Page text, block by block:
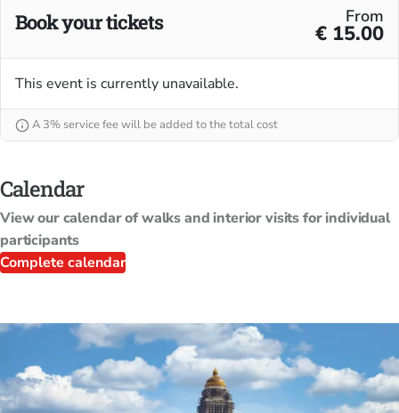
Book your tickets From
€ 15.00
This event is currently unavailable.
A 3% service fee will be added to the total cost
Calendar
View our calendar of walks and interior visits for individual
participants
Complete calendar